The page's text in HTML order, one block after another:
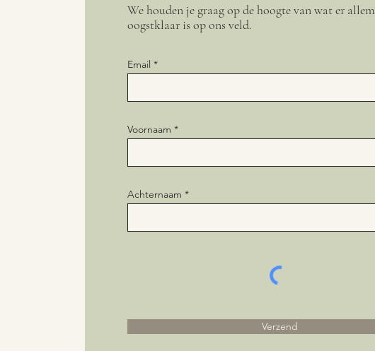
We houden je graag op de hoogte van wat er
oogstklaar is op ons veld.
Email
Voornaam
Achternaam
Verzend